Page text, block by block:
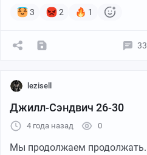
3 2 1
33
lezisell
Джилл-Сэндвич 26-30
4 года назад 0
Мы продолжаем продолжать.